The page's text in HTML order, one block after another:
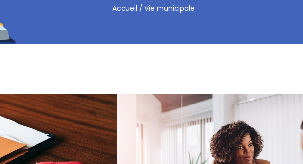
Accueil / Vie municipale